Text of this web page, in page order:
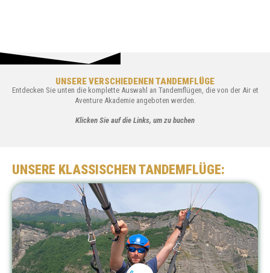
UNSERE VERSCHIEDENEN TANDEMFLÜGE
Entdecken Sie unten die komplette Auswahl an Tandemflügen, die von der Air et
Aventure Akademie angeboten werden.
Klicken Sie auf die Links, um zu buchen
UNSERE KLASSISCHEN TANDEMFLÜGE: